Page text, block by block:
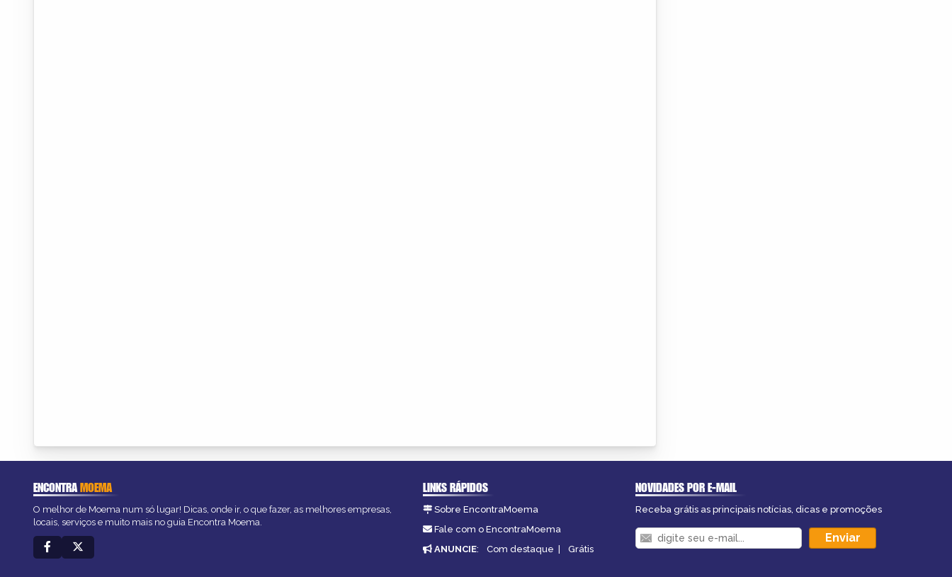
ENCONTRAMOEMA
O melhor de Moema num só lugar! Dicas, onde ir, o que fazer, as melhores empresas,
locais, serviços e muito mais no guia Encontra Moema.
LINKS RÁPIDOS
Sobre EncontraMoema
Fale com o EncontraMoema
ANUNCIE: Com destaque | Grátis
NOVIDADES POR E-MAIL
Receba grátis as principais notícias, dicas e promoções